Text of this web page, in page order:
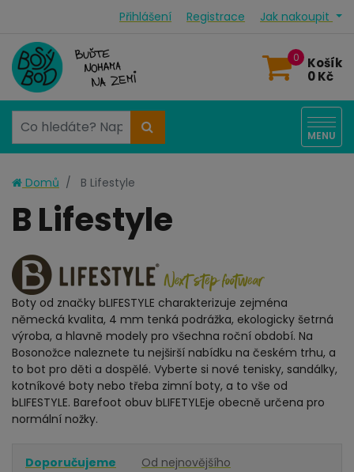
Přihlášení Registrace Jak nakoupit
0
Košík
0 Kč
MENU
Domů B Lifestyle
B Lifestyle
Boty od značky bLIFESTYLE charakterizuje zejména
německá kvalita, 4 mm tenká podrážka, ekologicky šetrná
výroba, a hlavně modely pro všechna roční období. Na
Bosonožce naleznete tu nejširší nabídku na českém trhu, a
to bot pro děti a dospělé. Vyberte si nové tenisky, sandálky,
kotníkové boty nebo třeba zimní boty, a to vše od
bLIFESTYLE. Barefoot obuv bLIFETYLEje obecně určena pro
normální nožky.
Doporučujeme
Od nejnovějšího